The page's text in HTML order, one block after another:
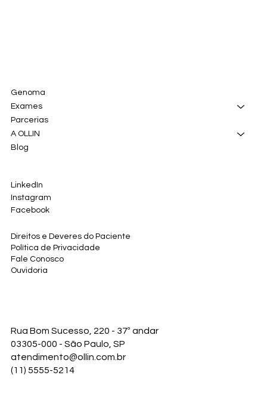
Genoma
Exames
Parcerias
A OLLIN
Blog
LinkedIn
Instagram
Facebook
Direitos e Deveres do Paciente
Política de Privacidade
Fale Conosco
Ouvidoria
Rua Bom Sucesso, 220 - 37º andar
03305-000 - São Paulo, SP
atendimento@ollin.com.br
(11) 5555-5214